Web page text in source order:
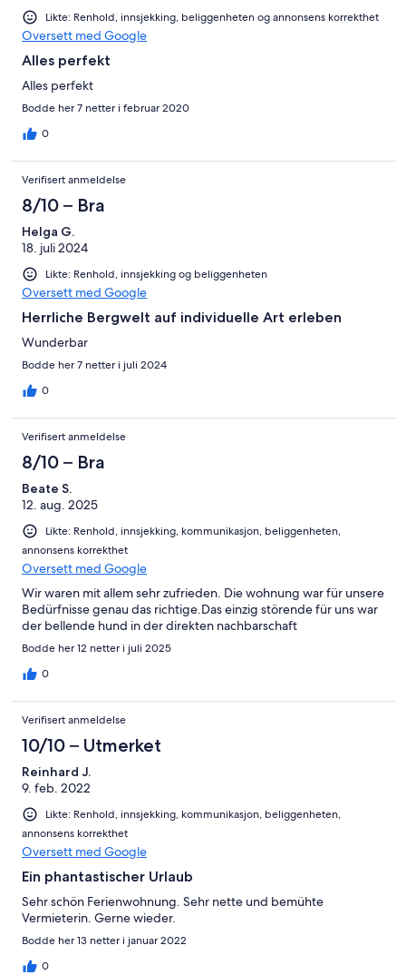
Likte: Renhold, innsjekking, beliggenheten og annonsens korrekthet
Oversett med Google
Alles perfekt
Alles perfekt
Bodde her 7 netter i februar 2020
0
Verifisert anmeldelse
8/10 – Bra
Helga G.
18. juli 2024
Likte: Renhold, innsjekking og beliggenheten
Oversett med Google
Herrliche Bergwelt auf individuelle Art erleben
Wunderbar
Bodde her 7 netter i juli 2024
0
Verifisert anmeldelse
8/10 – Bra
Beate S.
12. aug. 2025
Likte: Renhold, innsjekking, kommunikasjon, beliggenheten,
annonsens korrekthet
Oversett med Google
Wir waren mit allem sehr zufrieden. Die wohnung war für unsere
Bedürfnisse genau das richtige.Das einzig störende für uns war
der bellende hund in der direkten nachbarschaft
Bodde her 12 netter i juli 2025
0
Verifisert anmeldelse
10/10 – Utmerket
Reinhard J.
9. feb. 2022
Likte: Renhold, innsjekking, kommunikasjon, beliggenheten,
annonsens korrekthet
Oversett med Google
Ein phantastischer Urlaub
Sehr schön Ferienwohnung. Sehr nette und bemühte
Vermieterin. Gerne wieder.
Bodde her 13 netter i januar 2022
0